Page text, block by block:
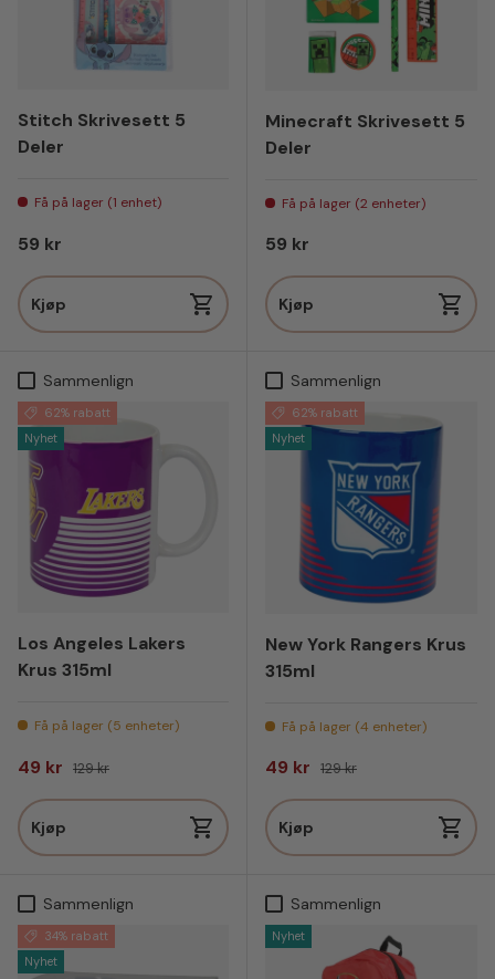
Stitch Skrivesett 5
Deler
Få på lager (1 enhet)
Vanlig pris
59 kr
Kjøp
Minecraft Skrivesett 5
Deler
Få på lager (2 enheter)
Vanlig pris
59 kr
Kjøp
Sammenlign
62% rabatt
Nyhet
Los Angeles Lakers
Krus 315ml
Få på lager (5 enheter)
Salgspris
49 kr Vanlig pris
129 kr
Kjøp
Sammenlign
62% rabatt
Nyhet
New York Rangers Krus
315ml
Få på lager (4 enheter)
Salgspris
49 kr Vanlig pris
129 kr
Kjøp
Sammenlign
34% rabatt
Nyhet
Sammenlign
Nyhet